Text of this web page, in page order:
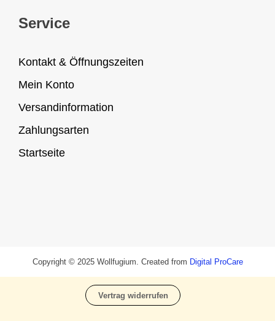
Service
Kontakt & Öffnungszeiten
Mein Konto
Versandinformation
Zahlungsarten
Startseite
Copyright © 2025 Wollfugium. Created from Digital ProCare
Vertrag widerrufen